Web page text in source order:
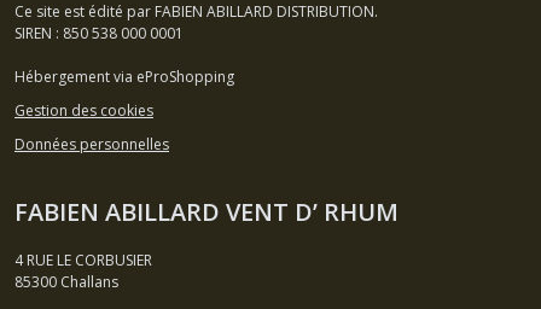
Ce site est édité par FABIEN ABILLARD DISTRIBUTION.
SIREN : 850 538 000 0001
Hébergement via eProShopping
Gestion des cookies
Données personnelles
FABIEN ABILLARD VENT D’ RHUM
4 RUE LE CORBUSIER
85300 Challans